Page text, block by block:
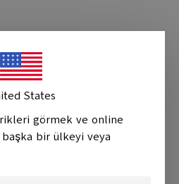
iade
States
görmek ve online
bir ülkeyi veya